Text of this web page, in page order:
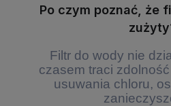
Po czym poznać, że
Filtr do wody nie
czasem traci
usuwania chloru,